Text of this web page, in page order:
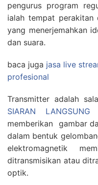
pengurus program
ialah tempat perakitan
yang menerjemahkan
dan suara.
baca juga jasa live
profesional
Transmitter adalah
SIARAN LANGSUNG
memberikan gambar
dalam bentuk
elektromagnetik
ditransmisikan atau
optik.